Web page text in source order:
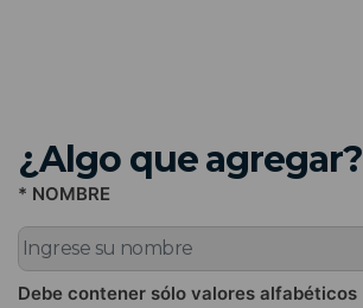
¿Algo que agregar?
* NOMBRE
Debe contener sólo valores alfabéticos